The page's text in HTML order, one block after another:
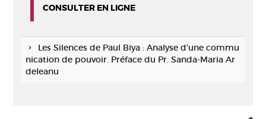
CONSULTER EN LIGNE
Les Silences de Paul Biya : Analyse d'une commu
nication de pouvoir. Préface du Pr. Sanda-Maria Ar
deleanu